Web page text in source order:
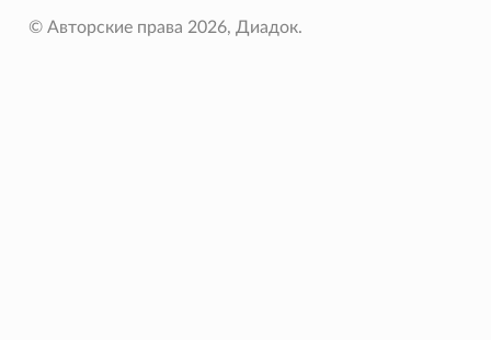
© Авторские права 2026, Диадок.